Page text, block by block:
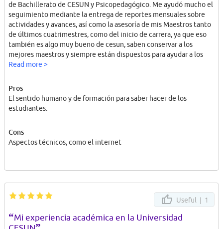
de Bachillerato de CESUN y Psicopedagógico. Me ayudó mucho el
seguimiento mediante la entrega de reportes mensuales sobre
actividades y avances, así como la asesoría de mis Maestros tanto
de últimos cuatrimestres, como del inicio de carrera, ya que eso
también es algo muy bueno de cesun, saben conservar a los
mejores maestros y siempre están dispuestos para ayudar a los
estudiantes.
Read more >
Pros
El sentido humano y de formación para saber hacer de los
estudiantes.
Cons
Aspectos técnicos, como el internet
Useful | 1
“Mi experiencia académica en la Universidad